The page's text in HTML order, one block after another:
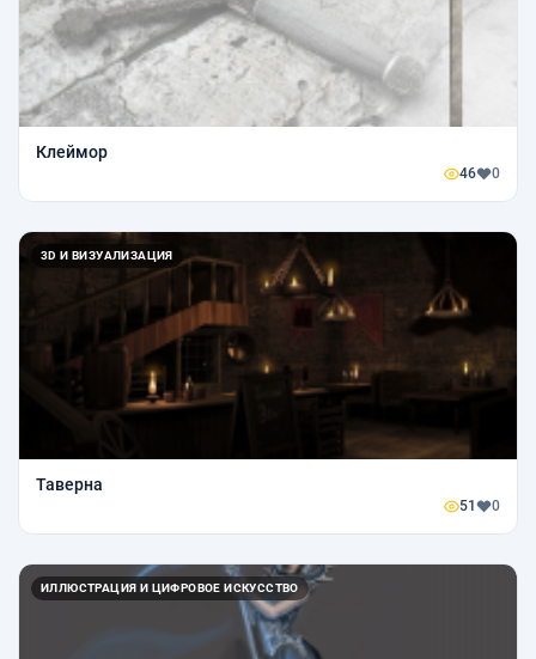
Клеймор
46 0
3D И ВИЗУАЛИЗАЦИЯ
Таверна
51 0
ИЛЛЮСТРАЦИЯ И ЦИФРОВОЕ ИСКУССТВО